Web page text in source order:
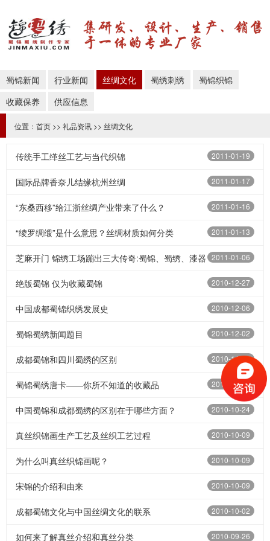
蜀锦新闻 行业新闻 丝绸文化 蜀绣刺绣
蜀锦织锦
收藏保养
供应信息
位置： 首页 >> 礼品资讯 >> 丝绸文化
2011-01-19
传统手工缂丝工艺与当代织锦
2011-01-17
国际品牌香奈儿结缘杭州丝绸
2011-01-16
“东桑西移”给江浙丝绸产业带来了什么？
2011-01-13
“绫罗绸缎”是什么意思？丝绸材质如何分类
2011-01-06
芝麻开门 锦绣工场蹦出三大传奇:蜀锦、蜀绣、漆器
2010-12-27
绝版蜀锦 仅为收藏蜀锦
2010-12-06
中国成都蜀锦织绣发展史
2010-12-02
蜀锦蜀绣新闻题目
2010-11-17
成都蜀锦和四川蜀绣的区别
2010-11-03
蜀锦蜀绣唐卡——你所不知道的收藏品
2010-10-24
中国蜀锦和成都蜀绣的区别在于哪些方面？
2010-10-09
真丝织锦画生产工艺及丝织工艺过程
2010-10-09
为什么叫真丝织锦画呢？
2010-10-09
宋锦的介绍和由来
2010-10-02
成都蜀锦文化与中国丝绸文化的联系
2010-09-26
如何来了解真丝介绍和真丝分类